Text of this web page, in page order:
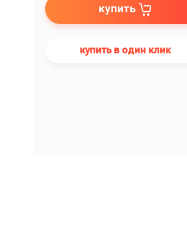
купить
купить в один клик